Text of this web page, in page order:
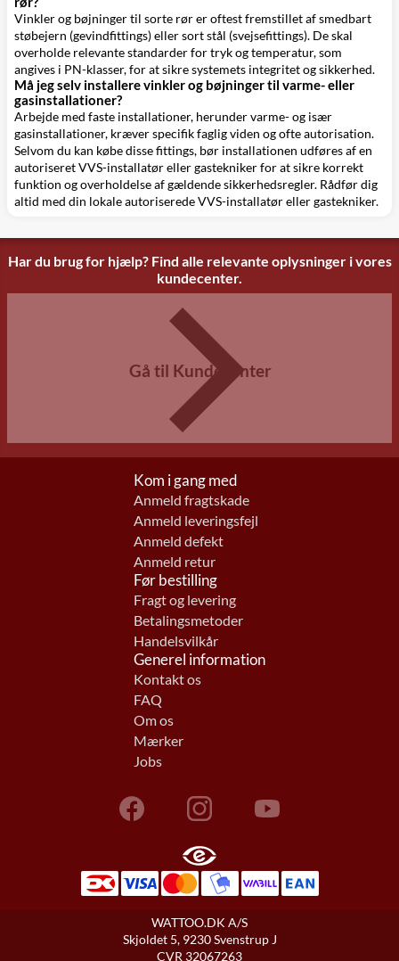
Vinkler og bøjninger til sorte rør er oftest fremstillet af smedbart
støbejern (gevindfittings) eller sort stål (svejsefittings). De skal
overholde relevante standarder for tryk og temperatur, som
angives i PN-klasser, for at sikre systemets integritet og sikkerhed.
Må jeg selv installere vinkler og bøjninger til varme- eller
gasinstallationer?
Arbejde med faste installationer, herunder varme- og især
gasinstallationer, kræver specifik faglig viden og ofte autorisation.
Selvom du kan købe disse fittings, bør installationen udføres af en
autoriseret VVS-installatør eller gastekniker for at sikre korrekt
funktion og overholdelse af gældende sikkerhedsregler. Rådfør dig
altid med din lokale autoriserede VVS-installatør eller gastekniker.
Har du brug for hjælp? Find alle relevante oplysninger i vores
kundecenter.
Gå til Kundecenter
Kom i gang med
Anmeld fragtskade
Anmeld leveringsfejl
Anmeld defekt
Anmeld retur
Før bestilling
Fragt og levering
Betalingsmetoder
Handelsvilkår
Generel information
Kontakt os
FAQ
Om os
Mærker
Jobs
WATTOO.DK A/S
Skjoldet 5, 9230 Svenstrup J
CVR 32067263